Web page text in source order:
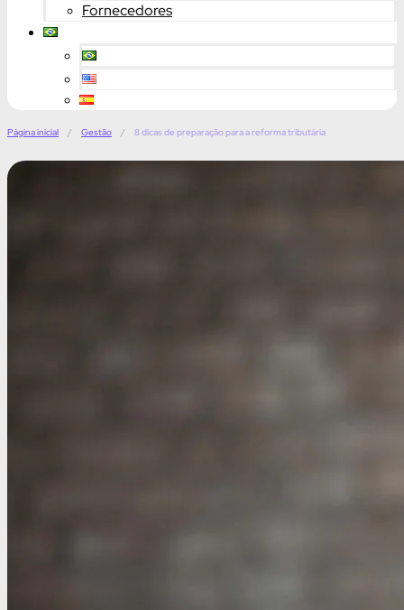
Fornecedores
Página inicial / Gestão / 8 dicas de preparação para a reforma tributária